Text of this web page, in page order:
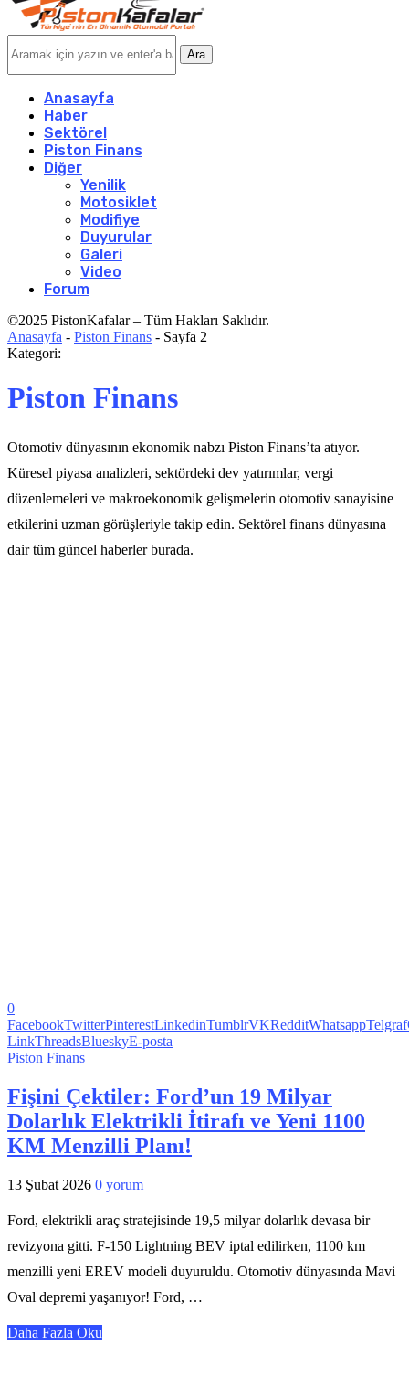
Ara
Anasayfa
Haber
Sektörel
Piston Finans
Diğer
Yenilik
Motosiklet
Modifiye
Duyurular
Galeri
Video
Forum
©2025 PistonKafalar – Tüm Hakları Saklıdır.
Anasayfa - Piston Finans - Sayfa 2
Kategori:
Piston Finans
Otomotiv dünyasının ekonomik nabzı Piston Finans’ta atıyor.
Küresel piyasa analizleri, sektördeki dev yatırımlar, vergi
düzenlemeleri ve makroekonomik gelişmelerin otomotiv sanayisine
etkilerini uzman görüşleriyle takip edin. Sektörel finans dünyasına
dair tüm güncel haberler burada.
0
FacebookTwitterPinterestLinkedinTumblrVKRedditWhatsappTelgraf
LinkThreadsBlueskyE-posta
Piston Finans
Fişini Çektiler: Ford’un 19 Milyar
Dolarlık Elektrikli İtirafı ve Yeni 1100
KM Menzilli Planı!
13 Şubat 2026 0 yorum
Ford, elektrikli araç stratejisinde 19,5 milyar dolarlık devasa bir
revizyona gitti. F-150 Lightning BEV iptal edilirken, 1100 km
menzilli yeni EREV modeli duyuruldu. Otomotiv dünyasında Mavi
Oval depremi yaşanıyor! Ford, …
Daha Fazla Oku